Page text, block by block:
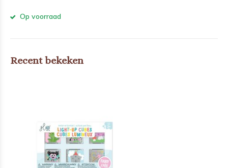
Op voorraad
Recent bekeken